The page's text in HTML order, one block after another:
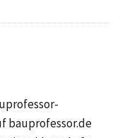
bauprofessor.de